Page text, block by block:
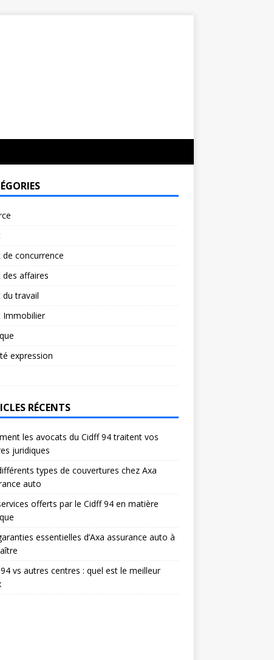
de concurrence
des affaires
du travail
Immobilier
expression
RÉCENTS
les avocats du Cidff 94 traitent vos
juridiques
types de couvertures chez Axa
auto
offerts par le Cidff 94 en matière
essentielles d’Axa assurance auto à
vs autres centres : quel est le meilleur